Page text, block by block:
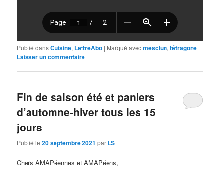
Publié dansCuisine, LettreAbo | Marqué avecmesclun,tétragone |
Laisser un commentaire
Fin de saison été et paniers
d’automne-hiver tous les 15
jours
Publié le20 septembre 2021 par LS
Chers AMAPéennes et AMAPéens,